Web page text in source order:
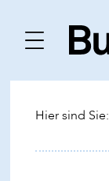
Hier sind Sie: